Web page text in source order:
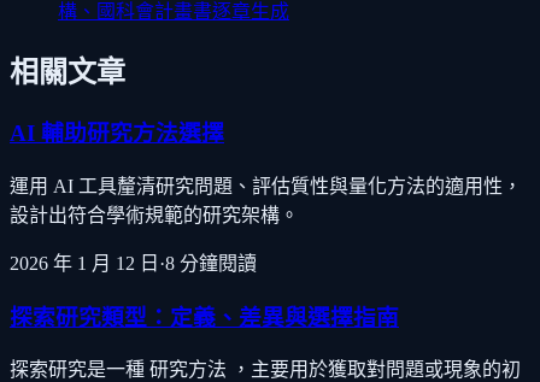
構、國科會計畫書逐章生成
相關文章
AI 輔助研究方法選擇
運用 AI 工具釐清研究問題、評估質性與量化方法的適用性，
設計出符合學術規範的研究架構。
2026 年 1 月 12 日 ·8 分鐘閱讀
探索研究類型：定義、差異與選擇指南
探索研究是一種 研究方法 ，主要用於獲取對問題或現象的初